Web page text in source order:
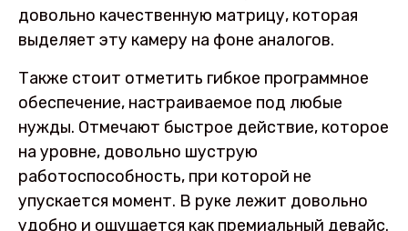
довольно качественную матрицу, которая
выделяет эту камеру на фоне аналогов.
Также стоит отметить гибкое программное
обеспечение, настраиваемое под любые
нужды. Отмечают быстрое действие, которое
на уровне, довольно шуструю
работоспособность, при которой не
упускается момент. В руке лежит довольно
удобно и ощущается как премиальный девайс.